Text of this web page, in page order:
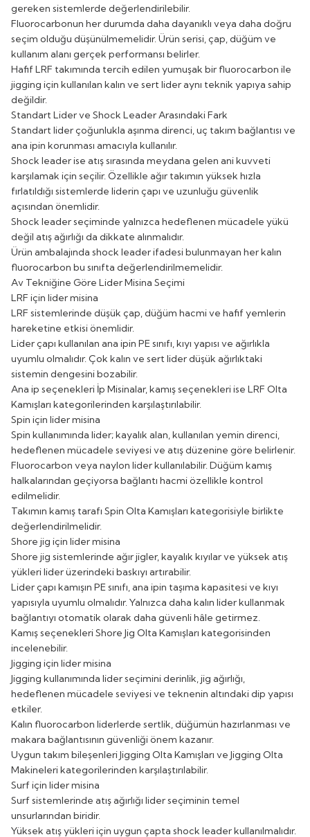
gereken sistemlerde değerlendirilebilir.
Fluorocarbonun her durumda daha dayanıklı veya daha doğru
seçim olduğu düşünülmemelidir. Ürün serisi, çap, düğüm ve
kullanım alanı gerçek performansı belirler.
Hafif LRF takımında tercih edilen yumuşak bir fluorocarbon ile
jigging için kullanılan kalın ve sert lider aynı teknik yapıya sahip
değildir.
Standart Lider ve Shock Leader Arasındaki Fark
Standart lider çoğunlukla aşınma direnci, uç takım bağlantısı ve
ana ipin korunması amacıyla kullanılır.
Shock leader ise atış sırasında meydana gelen ani kuvveti
karşılamak için seçilir. Özellikle ağır takımın yüksek hızla
fırlatıldığı sistemlerde liderin çapı ve uzunluğu güvenlik
açısından önemlidir.
Shock leader seçiminde yalnızca hedeflenen mücadele yükü
değil atış ağırlığı da dikkate alınmalıdır.
Ürün ambalajında shock leader ifadesi bulunmayan her kalın
fluorocarbon bu sınıfta değerlendirilmemelidir.
Av Tekniğine Göre Lider Misina Seçimi
LRF için lider misina
LRF sistemlerinde düşük çap, düğüm hacmi ve hafif yemlerin
hareketine etkisi önemlidir.
Lider çapı kullanılan ana ipin PE sınıfı, kıyı yapısı ve ağırlıkla
uyumlu olmalıdır. Çok kalın ve sert lider düşük ağırlıktaki
sistemin dengesini bozabilir.
Ana ip seçenekleri İp Misinalar, kamış seçenekleri ise LRF Olta
Kamışları kategorilerinden karşılaştırılabilir.
Spin için lider misina
Spin kullanımında lider; kayalık alan, kullanılan yemin direnci,
hedeflenen mücadele seviyesi ve atış düzenine göre belirlenir.
Fluorocarbon veya naylon lider kullanılabilir. Düğüm kamış
halkalarından geçiyorsa bağlantı hacmi özellikle kontrol
edilmelidir.
Takımın kamış tarafı Spin Olta Kamışları kategorisiyle birlikte
değerlendirilmelidir.
Shore jig için lider misina
Shore jig sistemlerinde ağır jigler, kayalık kıyılar ve yüksek atış
yükleri lider üzerindeki baskıyı artırabilir.
Lider çapı kamışın PE sınıfı, ana ipin taşıma kapasitesi ve kıyı
yapısıyla uyumlu olmalıdır. Yalnızca daha kalın lider kullanmak
bağlantıyı otomatik olarak daha güvenli hâle getirmez.
Kamış seçenekleriShore Jig Olta Kamışları kategorisinden
incelenebilir.
Jigging için lider misina
Jigging kullanımında lider seçimini derinlik, jig ağırlığı,
hedeflenen mücadele seviyesi ve teknenin altındaki dip yapısı
etkiler.
Kalın fluorocarbon liderlerde sertlik, düğümün hazırlanması ve
makara bağlantısının güvenliği önem kazanır.
Uygun takım bileşenleriJigging Olta Kamışları ve Jigging Olta
Makinelerikategorilerinden karşılaştırılabilir.
Surf için lider misina
Surf sistemlerinde atış ağırlığı lider seçiminin temel
unsurlarından biridir.
Yüksek atış yükleri için uygun çapta shock leader kullanılmalıdır.